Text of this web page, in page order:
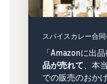
スパイスカレー合
「Amazonに出
品が売れて 、本
での販売のおか